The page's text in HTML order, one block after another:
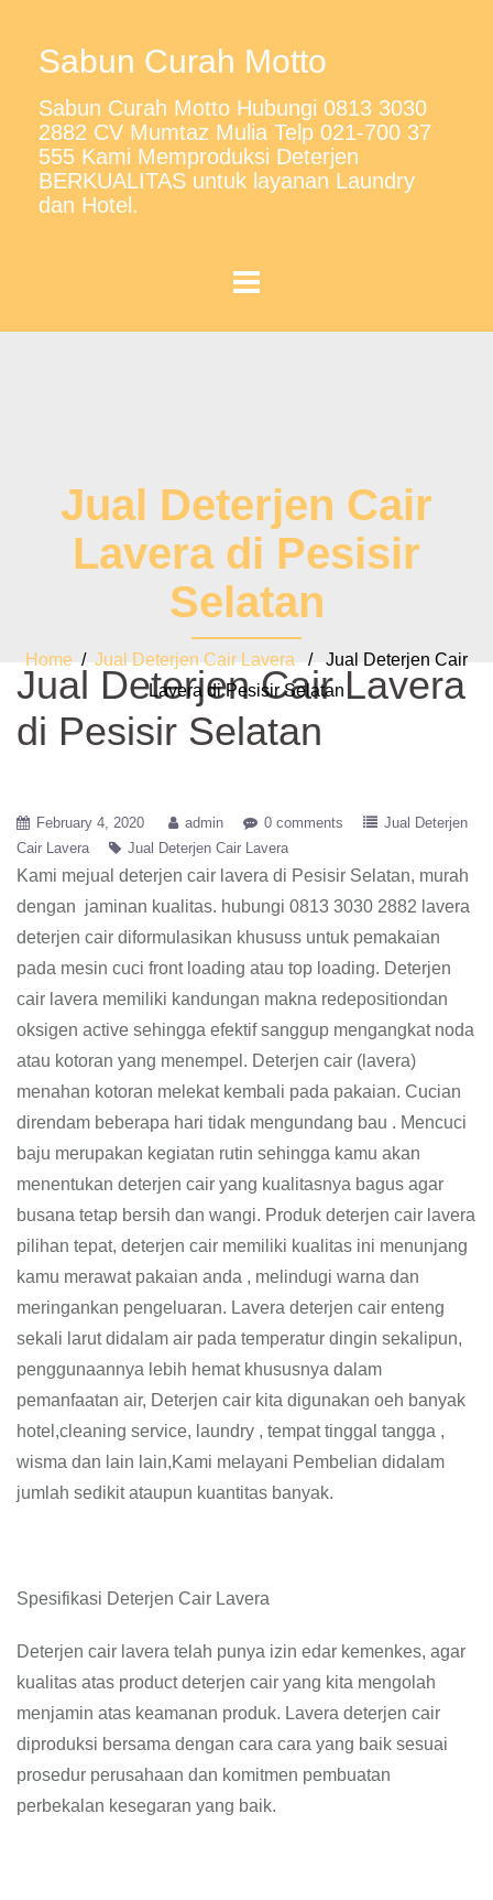
Sabun Curah Motto
Sabun Curah Motto Hubungi 0813 3030
2882 CV Mumtaz Mulia Telp 021-700 37
555 Kami Memproduksi Deterjen
BERKUALITAS untuk layanan Laundry
dan Hotel.
Jual Deterjen Cair
Lavera di Pesisir
Selatan
Home / Jual Deterjen Cair Lavera / Jual Deterjen Cair
Lavera di Pesisir Selatan
Jual Deterjen Cair Lavera
di Pesisir Selatan
February 4, 2020 admin 0 comments
Jual Deterjen
Cair Lavera
Jual Deterjen Cair Lavera
Kami mejual deterjen cair lavera di Pesisir Selatan, murah
dengan jaminan kualitas. hubungi 0813 3030 2882 lavera
deterjen cair diformulasikan khususs untuk pemakaian
pada mesin cuci front loading atau top loading. Deterjen
cair lavera memiliki kandungan makna redepositiondan
oksigen active sehingga efektif sanggup mengangkat noda
atau kotoran yang menempel. Deterjen cair (lavera)
menahan kotoran melekat kembali pada pakaian. Cucian
direndam beberapa hari tidak mengundang bau . Mencuci
baju merupakan kegiatan rutin sehingga kamu akan
menentukan deterjen cair yang kualitasnya bagus agar
busana tetap bersih dan wangi. Produk deterjen cair lavera
pilihan tepat, deterjen cair memiliki kualitas ini menunjang
kamu merawat pakaian anda , melindugi warna dan
meringankan pengeluaran. Lavera deterjen cair enteng
sekali larut didalam air pada temperatur dingin sekalipun,
penggunaannya lebih hemat khususnya dalam
pemanfaatan air, Deterjen cair kita digunakan oeh banyak
hotel,cleaning service, laundry , tempat tinggal tangga ,
wisma dan lain lain,Kami melayani Pembelian didalam
jumlah sedikit ataupun kuantitas banyak.
Spesifikasi Deterjen Cair Lavera
Deterjen cair lavera telah punya izin edar kemenkes, agar
kualitas atas product deterjen cair yang kita mengolah
menjamin atas keamanan produk. Lavera deterjen cair
diproduksi bersama dengan cara cara yang baik sesuai
prosedur perusahaan dan komitmen pembuatan
perbekalan kesegaran yang baik.